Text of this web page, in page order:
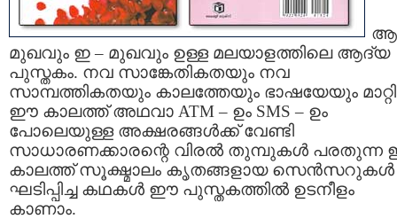
ആ
മുഖവും ഇ – മുഖവും ഉള്ള മലയാളത്തിലെ ആദ്യ
പുസ്തകം. നവ സാങ്കേതികതയും നവ
സാമ്പത്തികതയും കാലത്തേയും ഭാഷയേയും
ഈ കാലത്ത്‌ അഥവാ ATM – ഉം SMS – ഉം
പോലെയുള്ള അക്ഷരങ്ങള്‍ക്ക്‌ വേണ്ടി
സാധാരണക്കാരന്റെ വിരല്‍ തുമ്പുകള്‍
കാലത്ത്‌ സൂക്ഷ്മാലം കൃതങ്ങളായ സെന്‍സറുകള്‍
ഘടിപ്പിച്ച കഥകള്‍ ഈ പുസ്തകത്തില്‍ ഉടനീളം
കാണാം.